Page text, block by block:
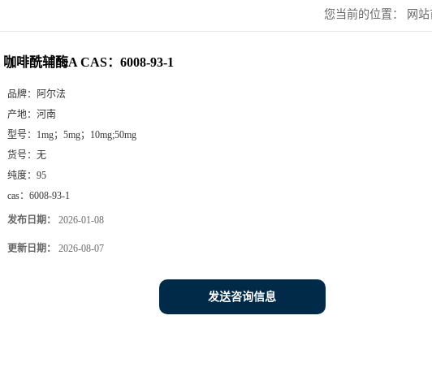
您当前的位置： 网
咖啡酰辅酶A CAS：6008-93-1
品牌： 阿尔法
产地： 河南
型号： 1mg；5mg；10mg;50mg
货号： 无
纯度： 95
cas： 6008-93-1
发布日期： 2026-01-08
更新日期： 2026-08-07
发送咨询信息